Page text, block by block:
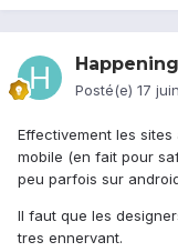
Happening
Posté(e) 17
Effectivement les
mobile (en fait pour
peu parfois sur
Il faut que les
tres ennervant.